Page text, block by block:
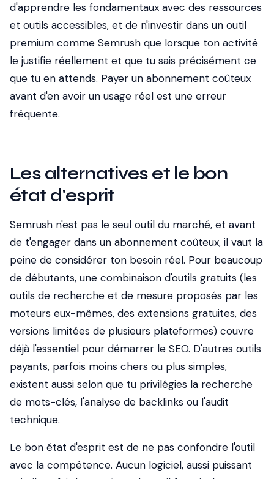
d'apprendre les fondamentaux avec des ressources
et outils accessibles, et de n'investir dans un outil
premium comme Semrush que lorsque ton activité
le justifie réellement et que tu sais précisément ce
que tu en attends. Payer un abonnement coûteux
avant d'en avoir un usage réel est une erreur
fréquente.
Les alternatives et le bon
état d'esprit
Semrush n'est pas le seul outil du marché, et avant
de t'engager dans un abonnement coûteux, il vaut la
peine de considérer ton besoin réel. Pour beaucoup
de débutants, une combinaison d'outils gratuits (les
outils de recherche et de mesure proposés par les
moteurs eux-mêmes, des extensions gratuites, des
versions limitées de plusieurs plateformes) couvre
déjà l'essentiel pour démarrer le SEO. D'autres outils
payants, parfois moins chers ou plus simples,
existent aussi selon que tu privilégies la recherche
de mots-clés, l'analyse de backlinks ou l'audit
technique.
Le bon état d'esprit est de ne pas confondre l'outil
avec la compétence. Aucun logiciel, aussi puissant